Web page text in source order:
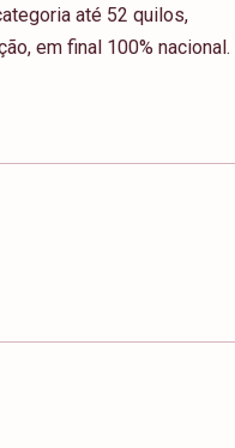
até 52 quilos,
em final 100% nacional.